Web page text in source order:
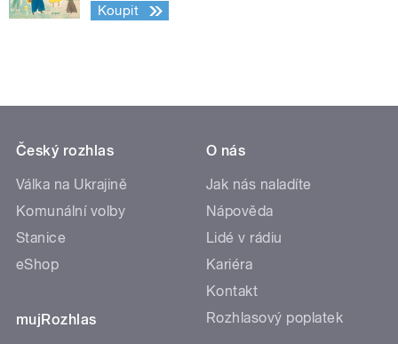
Koupit
Český rozhlas
Válka na Ukrajině
Komunální volby
Stanice
eShop
mujRozhlas
O nás
Jak nás naladíte
Nápověda
Lidé v rádiu
Kariéra
Kontakt
Rozhlasový poplatek